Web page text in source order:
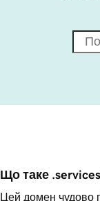
Що таке
Цей домен чудово